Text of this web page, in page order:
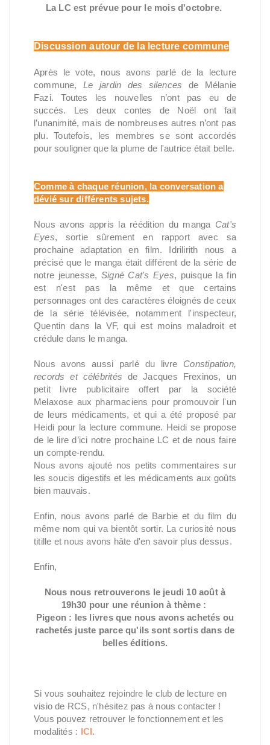
La LC est prévue pour le mois d'octobre.
Discussion autour de la lecture commune
Après le vote, nous avons parlé de la lecture
commune,Le jardin des silences de Mélanie
Fazi.Toutes les nouvelles n’ont pas eu de
succès. Les deux contes de Noël ont fait
l’unanimité, mais de nombreuses autres n’ont pas
plu. Toutefois, les membres se sont accordés
pour souligner que la plume de l'autrice était belle.
Comme à chaque réunion, la conversation a
dévié surdifférents sujets.
Nous avons appris la réédition du manga Cat's
Eyes, sortie sûrement en rapport avec sa
prochaine adaptation en film. Idrilirith nous a
précisé que le manga était différent de la série de
notre jeunesse, Signé Cat's Eyes, puisque la fin
est n'est pas la même et que certains
personnages ont des caractères éloignés de ceux
de la série télévisée, notamment l'inspecteur,
Quentin dans la VF, qui est moins maladroit et
crédule dans le manga.
Nous avons aussi parlé du livre Constipation,
records et célébrités de Jacques Frexinos, un
petit livre publicitaire offert par la société
Melaxose aux pharmaciens pour promouvoir l'un
de leurs médicaments, et qui a été proposé par
Heidi pour la lecture commune. Heidi se propose
de le lire d’ici notre prochaine LC et de nous faire
un compte-rendu.
Nous avons ajouté nos petits commentaires sur
les soucis digestifs et les médicaments aux goûts
bien mauvais.
Enfin, nous avons parlé de Barbie et du film du
même nom qui va bientôt sortir. La curiosité nous
titille et nous avons hâte d'en savoir plus dessus.
Enfin,
Nous nous retrouverons le jeudi 10 août à
19h30 pour une réunion à thème :
Pigeon : les livres que nous avons achetés ou
rachetés juste parce qu'ils sont sortis dans de
belles éditions.
Si vous souhaitez rejoindre le club de lecture en
visio de RCS, n'hésitez pas à nous contacter !
Vous pouvez retrouver le fonctionnement et les
modalités : ICI.